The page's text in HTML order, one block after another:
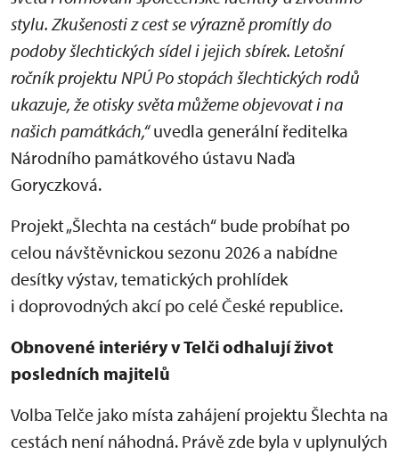
stylu. Zkušenosti z cest se výrazně promítly do
podoby šlechtických sídel i jejich sbírek. Letošní
ročník projektu NPÚ Po stopách šlechtických rodů
ukazuje, že otisky světa můžeme objevovat i na
našich památkách,“uvedla generální ředitelka
Národního památkového ústavu Naďa
Goryczková.
Projekt „Šlechta na cestách“ bude probíhat po
celou návštěvnickou sezonu 2026 a nabídne
desítky výstav, tematických prohlídek
i doprovodných akcí po celé České republice.
Obnovené interiéry v Telči odhalují život
posledních majitelů
Volba Telče jako místa zahájení projektu Šlechta na
cestách není náhodná. Právě zde byla v uplynulých